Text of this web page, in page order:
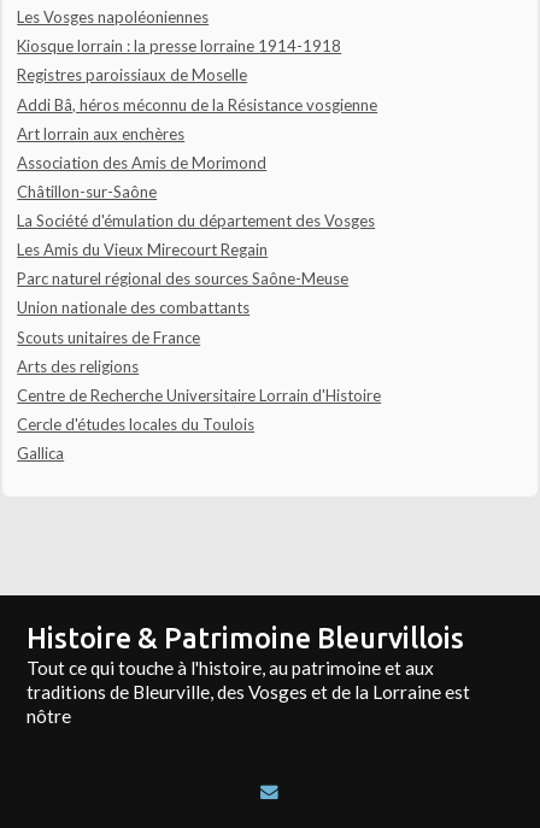
Les Vosges napoléoniennes
Kiosque lorrain : la presse lorraine 1914-1918
Registres paroissiaux de Moselle
Addi Bâ, héros méconnu de la Résistance vosgienne
Art lorrain aux enchères
Association des Amis de Morimond
Châtillon-sur-Saône
La Société d'émulation du département des Vosges
Les Amis du Vieux Mirecourt Regain
Parc naturel régional des sources Saône-Meuse
Union nationale des combattants
Scouts unitaires de France
Arts des religions
Centre de Recherche Universitaire Lorrain d'Histoire
Cercle d'études locales du Toulois
Gallica
Histoire & Patrimoine Bleurvillois
Tout ce qui touche à l'histoire, au patrimoine et aux
traditions de Bleurville, des Vosges et de la Lorraine est
nôtre